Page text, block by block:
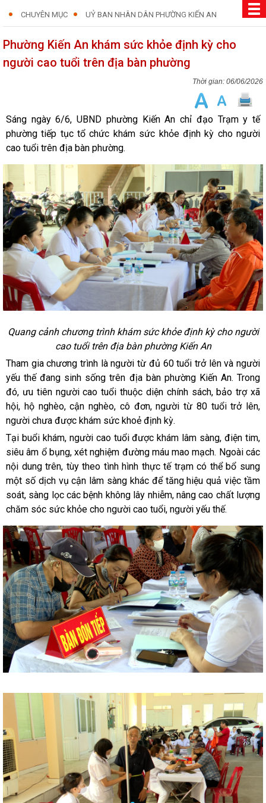
CHUYÊN MỤC UỶ BAN NHÂN DÂN PHƯỜNG KIẾN AN
Phường Kiến An khám sức khỏe định kỳ cho
người cao tuổi trên địa bàn phường
06/06/2026
Sáng ngày 6/6, UBND phường Kiến An chỉ đạo Trạm y tế
phường tiếp tục tổ chức khám sức khỏe định kỳ cho người
cao tuổi trên địa bàn phường.
Quang cảnh chương trình khám sức khỏe định kỳ cho người
cao tuổi trên địa bàn phường Kiến An
Tham gia chương trình là người từ đủ 60 tuổi trở lên và người
yếu thế đang sinh sống trên địa bàn phường Kiến An. Trong
đó, ưu tiên người cao tuổi thuộc diện chính sách, bảo trợ xã
hội, hộ nghèo, cận nghèo, cô đơn, người từ 80 tuổi trở lên,
người chưa được khám sức khoẻ định kỳ.
Tại buổi khám, người cao tuổi được khám lâm sàng, điện tim,
siêu âm ổ bụng, xét nghiệm đường máu mao mạch. Ngoài các
nội dung trên, tùy theo tình hình thực tế trạm có thể bổ sung
một số dịch vụ cận lâm sàng khác để tăng hiệu quả việc tầm
soát, sàng lọc các bệnh không lây nhiễm, nâng cao chất lượng
chăm sóc sức khỏe cho người cao tuổi, người yếu thế.